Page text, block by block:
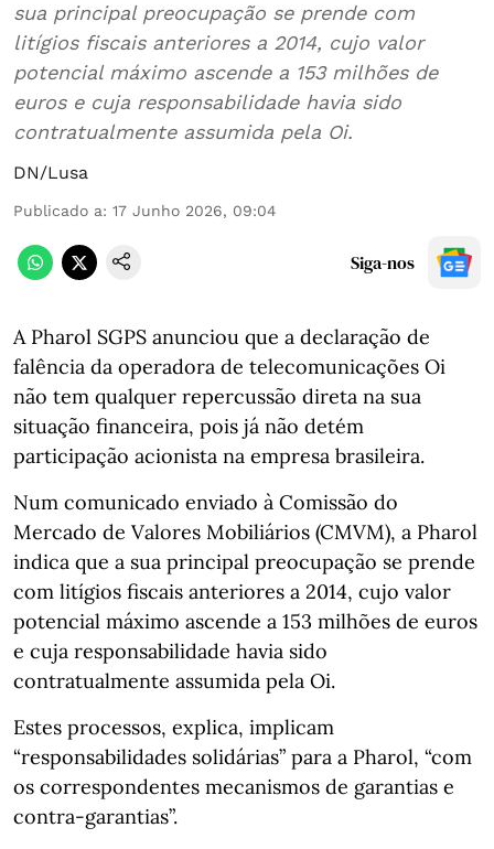
sua principal preocupação se prende com
litígios fiscais anteriores a 2014, cujo valor
potencial máximo ascende a 153 milhões de
euros e cuja responsabilidade havia sido
contratualmente assumida pela Oi.
DN/Lusa
Publicado a: 17 Junho 2026, 09:04
Siga-nos
A Pharol SGPS anunciou que a declaração de
falência da operadora de telecomunicações Oi
não tem qualquer repercussão direta na sua
situação financeira, pois já não detém
participação acionista na empresa brasileira.
Num comunicado enviado à Comissão do
Mercado de Valores Mobiliários (CMVM), a Pharol
indica que a sua principal preocupação se prende
com litígios fiscais anteriores a 2014, cujo valor
potencial máximo ascende a 153 milhões de euros
e cuja responsabilidade havia sido
contratualmente assumida pela Oi.
Estes processos, explica, implicam
“responsabilidades solidárias” para a Pharol, “com
os correspondentes mecanismos de garantias e
contra-garantias”.